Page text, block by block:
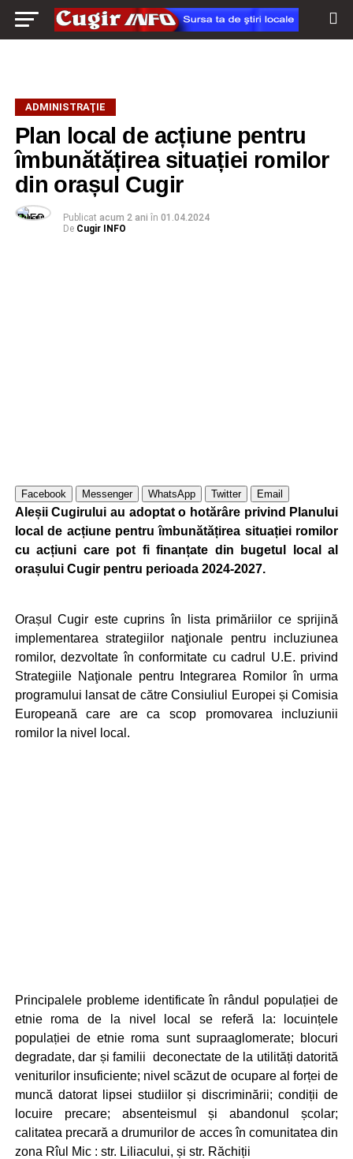
ADMINISTRAŢIE
Plan local de acțiune pentru
îmbunătățirea situației romilor
din orașul Cugir
Publicat acum 2 ani în 01.04.2024
De Cugir INFO
Facebook Messenger WhatsApp Twitter Email
Aleșii Cugirului au adoptat o hotărâre privind Planului
local de acțiune pentru îmbunătățirea situației romilor
cu acțiuni care pot fi finanțate din bugetul local al
orașului Cugir pentru perioada 2024-2027.
Orașul Cugir este cuprins în lista primăriilor ce sprijină
implementarea strategiilor naţionale pentru incluziunea
romilor, dezvoltate în conformitate cu cadrul U.E. privind
Strategiile Naţionale pentru Integrarea Romilor în urma
programului lansat de către Consiuliul Europei și Comisia
Europeană care are ca scop promovarea incluziunii
romilor la nivel local.
Principalele probleme identificate în rândul populației de
etnie roma de la nivel local se referă la: locuințele
populației de etnie roma sunt supraaglomerate; blocuri
degradate, dar și familii deconectate de la utilități datorită
veniturilor insuficiente; nivel scăzut de ocupare al forței de
muncă datorat lipsei studiilor și discriminării; condiții de
locuire precare; absenteismul și abandonul școlar;
calitatea precară a drumurilor de acces în comunitatea din
zona Rîul Mic : str. Liliacului, și str. Răchiții